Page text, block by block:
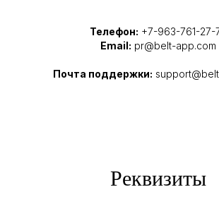
Телефон: +7-963-761-27-
Email: pr@belt-app.com
Почта поддержки:
Реквизиты